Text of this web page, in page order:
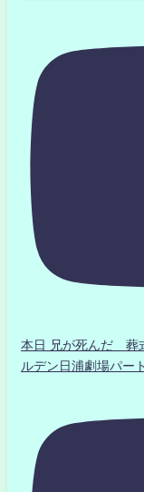
本日 兄が死んだ 葬
ルデン日浦劇場パー